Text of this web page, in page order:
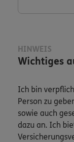
HINWEIS
Wichtiges
Ich bin
Person zu
sowie auch
dazu an. Ich